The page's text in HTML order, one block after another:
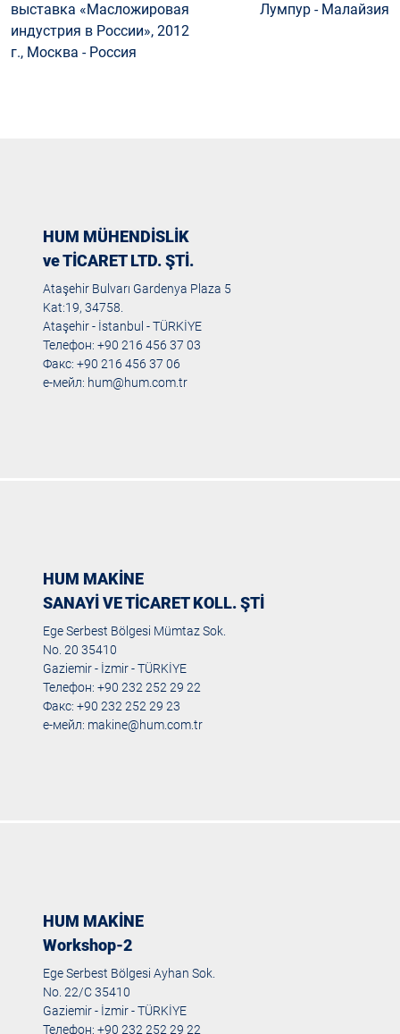
выставка «Масложировая
индустрия в России», 2012
г., Москва - Россия
Лумпур - Малайзия
HUM MÜHENDİSLİK
ve TİCARET LTD. ŞTİ.
Ataşehir Bulvarı Gardenya Plaza 5
Kat:19, 34758.
Ataşehir - İstanbul - TÜRKİYE
Телефон: +90 216 456 37 03
Факс: +90 216 456 37 06
е-мейл: hum@hum.com.tr
HUM MAKİNE
SANAYİ VE TİCARET KOLL. ŞTİ
Ege Serbest Bölgesi Mümtaz Sok.
No. 20 35410
Gaziemir - İzmir - TÜRKİYE
Телефон: +90 232 252 29 22
Факс: +90 232 252 29 23
е-мейл: makine@hum.com.tr
HUM MAKİNE
Workshop-2
Ege Serbest Bölgesi Ayhan Sok.
No. 22/C 35410
Gaziemir - İzmir - TÜRKİYE
Телефон: +90 232 252 29 22